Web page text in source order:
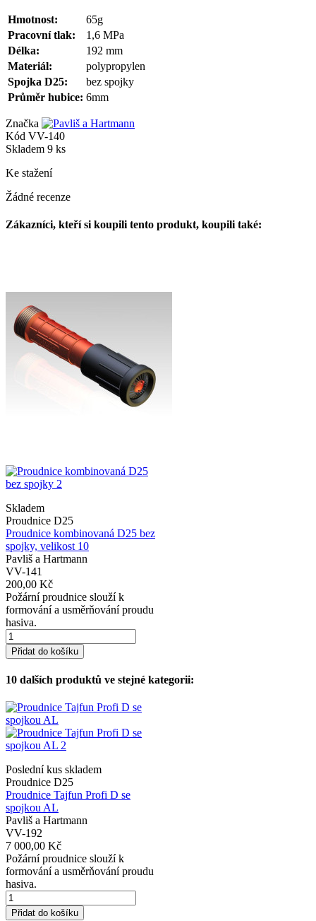
Hmotnost:
65g
Pracovní tlak:
1,6 MPa
Délka:
192 mm
Materiál:
polypropylen
Spojka D25:
bez spojky
Průměr hubice: 6mm
Značka
Kód VV-140
Skladem 9 ks
Ke stažení
Žádné recenze
Zákazníci, kteří si koupili tento produkt, koupili také:
Skladem
Proudnice D25
Proudnice kombinovaná D25 bez
spojky, velikost 10
Pavliš a Hartmann
VV-141
200,00 Kč
Požární proudnice slouží k
formování a usměrňování proudu
hasiva.
Přidat do košíku
10 dalších produktů ve stejné kategorii:
Poslední kus skladem
Proudnice D25
Proudnice Tajfun Profi D se
spojkou AL
Pavliš a Hartmann
VV-192
7 000,00 Kč
Požární proudnice slouží k
formování a usměrňování proudu
hasiva.
Přidat do košíku